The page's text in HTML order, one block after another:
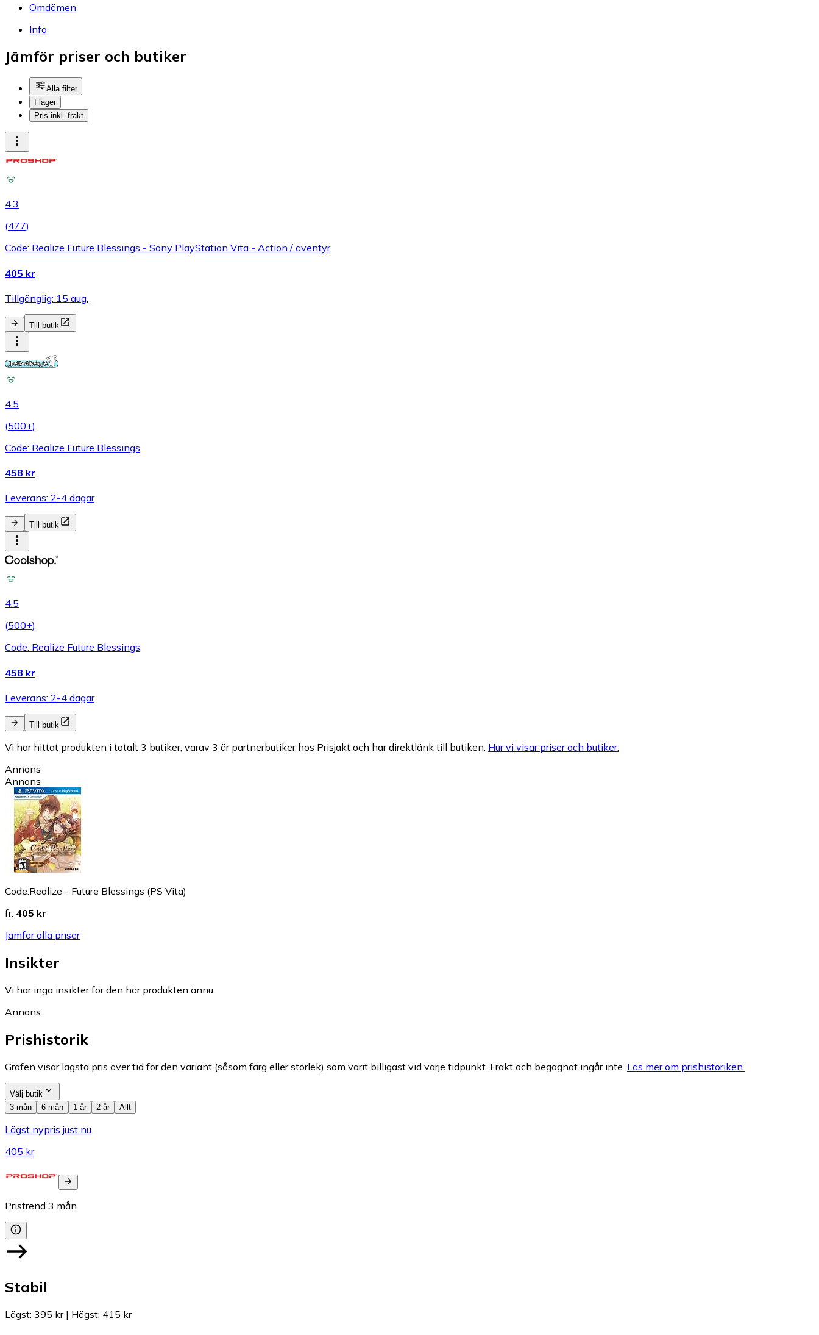
Omdömen
Info
Jämför priser och butiker
Alla filter
I lager
Pris inkl. frakt
4.3
(477)
Code: Realize Future Blessings - Sony PlayStation Vita - Action / äventyr
405 kr
Tillgänglig: 15 aug.
Till butik
4.5
(500+)
Code: Realize Future Blessings
458 kr
Leverans: 2-4 dagar
Till butik
4.5
(500+)
Code: Realize Future Blessings
458 kr
Leverans: 2-4 dagar
Till butik
Vi har hittat produkten i totalt 3 butiker, varav 3 är partnerbutiker hos Prisjakt och har direktlänk till butiken. Hur vi visar priser och butiker.
Annons
Annons
Code:Realize - Future Blessings (PS Vita)
fr. 405 kr
Jämför alla priser
Insikter
Vi har inga insikter för den här produkten ännu.
Annons
Prishistorik
Grafen visar lägsta pris över tid för den variant (såsom färg eller storlek) som varit billigast vid varje tidpunkt. Frakt och begagnat ingår inte. Läs mer om prishistoriken.
Välj butik
3 mån
6 mån 1 år 2 år Allt
Lägst nypris just nu
405 kr
Pristrend 3 mån
Stabil
Lägst: 395 kr| Högst: 415 kr